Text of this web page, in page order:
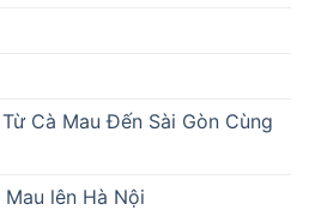
Cà Mau Đến Sài Gòn Cùng
lên Hà Nội